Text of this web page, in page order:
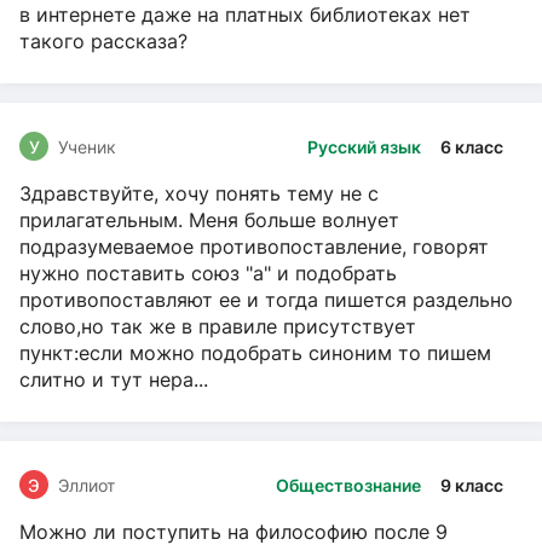
в интернете даже на платных библиотеках нет
такого рассказа?
Русский язык 6 класс
У Ученик
Здравствуйте, хочу понять тему не с
прилагательным. Меня больше волнует
подразумеваемое противопоставление, говорят
нужно поставить союз "а" и подобрать
противопоставляют ее и тогда пишется раздельно
слово,но так же в правиле присутствует
пункт:если можно подобрать синоним то пишем
слитно и тут нера...
Обществознание 9 класс
Э Эллиот
Можно ли поступить на философию после 9